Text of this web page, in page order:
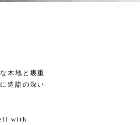
木地と幾重
造詣の深い
with